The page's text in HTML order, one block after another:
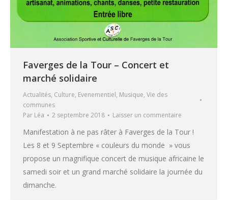
Faverges de la Tour – Concert et
marché solidaire
Actualités, Culture, Evenementiel, Musique, Vie des
communes
Par Léa 2 septembre 2018 Laisser un commentaire
Manifestation à ne pas râter à Faverges de la Tour !
Les 8 et 9 Septembre « couleurs du monde » vous
propose un magnifique concert de musique africaine le
samedi soir et un grand marché solidaire la journée du
dimanche.